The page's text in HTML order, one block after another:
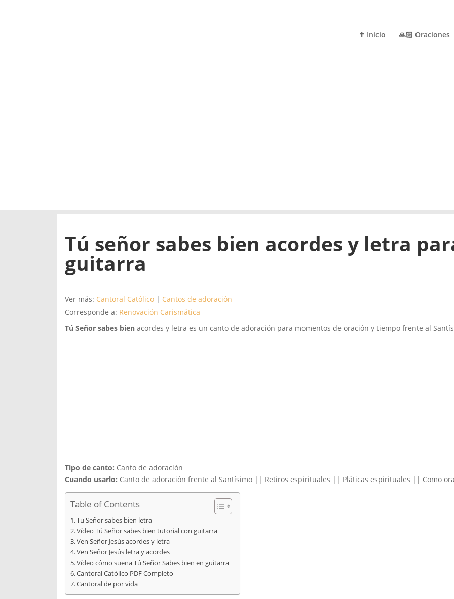
✝️ Inicio 🙏🏻 Oraciones
Tú señor sabes bien acordes y letra
guitarra
Ver más: Cantoral Católico| Cantos de adoración
Corresponde a: Renovación Carismática
Tú Señor sabes bienacordes y letra es un canto de adoración para momentos de oración y tiempo frente al
Tipo de canto: Canto de adoración
Cuando usarlo: Canto de adoración frente al Santísimo || Retiros espirituales || Pláticas espirituales || Como
Table of Contents
Tu Señor sabes bien letra
Vídeo Tú Señor sabes bien tutorial con guitarra
Ven Señor Jesús acordes y letra
Ven Señor Jesús letra y acordes
Vídeo cómo suena Tú Señor Sabes bien en guitarra
Cantoral Católico PDF Completo
Cantoral de por vida